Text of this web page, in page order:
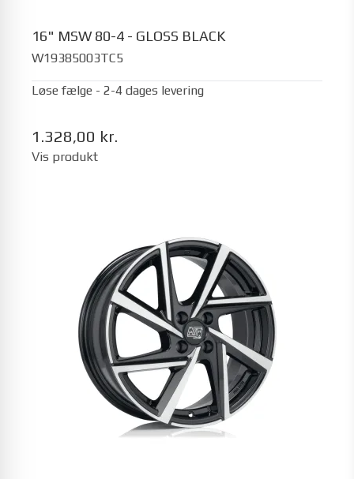
16" MSW 80-4 - GLOSS BLACK
W19385003TC5
Løse fælge - 2-4 dages levering
1.328,00 kr.
Vis produkt